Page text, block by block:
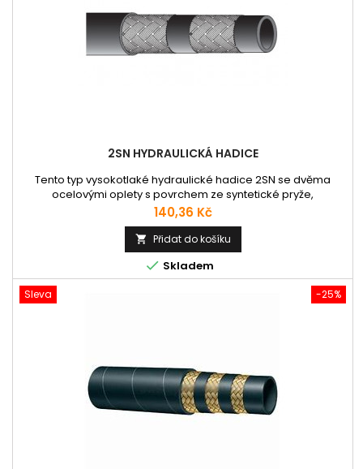
2SN HYDRAULICKÁ HADICE
Tento typ vysokotlaké hydraulické hadice 2SN se dvěma
ocelovými oplety s povrchem ze syntetické pryže,
odpovídající normám EN 853 2SN, SAE 100 R2AT, ISO 1436-1
2SN/R2AT. Použití: Hadice vhodná pro minerální, rostlinné
oleje a glykoly, syntetické oleje, vodní emulze. Pracovní
teplota do +121°C. Množství hadicoviny udávejte v m
(metrech) - např. 1.25....
Cena
140,36 Kč
 Přidat do košíku
 Skladem
-25%
Sleva